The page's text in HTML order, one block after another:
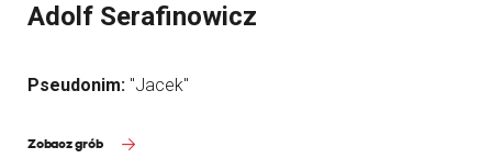
Adolf Serafinowicz
Pseudonim: "Jacek"
Zobacz grób